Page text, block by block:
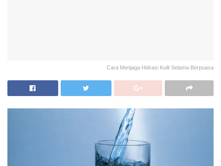
Cara Menjaga Hidrasi Kulit Selama Berpuasa